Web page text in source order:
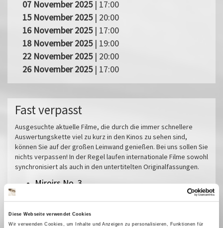
Diese Webseite verwendet Cookies
Wir verwenden Cookies, um Inhalte und Anzeigen zu personalisieren, Funktionen für
07 November 2025| 17:00
15 November 2025| 20:00
16 November 2025| 17:00
18 November 2025| 19:00
22 November 2025| 20:00
26 November 2025| 17:00
Fast verpasst
Ausgesuchte aktuelle Filme, die durch die immer schnellere
Auswertungskette viel zu kurz in den Kinos zu sehen sind,
können Sie auf der großen Leinwand genießen. Bei uns sollen Sie
nichts verpassen! In der Regel laufen internationale Filme sowohl
synchronisiert als auch in den untertitelten Originalfassungen.
Miroirs No. 3
Im Prinzip Familie